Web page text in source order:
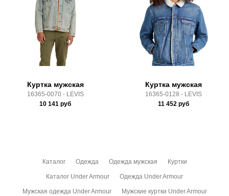
Срок отгрузки: 3-4 рабочих дня
Почтой Росии и СДЭК.
Здесь вы можете более детально ознакомиться с
условиями
оплаты
Куртка мужская
16365-0070 - LEVIS
10 141 руб
Куртка мужская
16365-0128 - LEVIS
11 452 руб
Каталог Одежда Одежда мужская Куртки
Каталог Under Armour Одежда Under Armour
Мужская одежда Under Armour Мужские куртки Under Armour